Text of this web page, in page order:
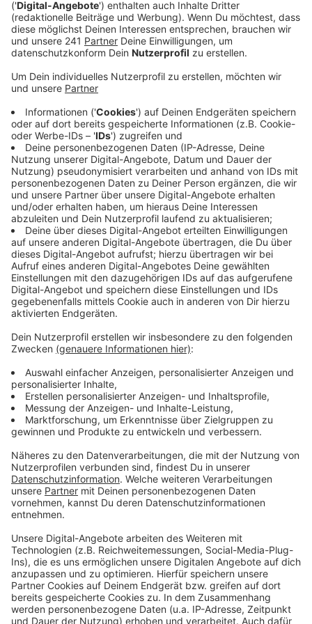
Anzeige
Rund 7000 Besucher mehr hatte Leverkusen 2024 im
letzten Jahre weiter fort. Seit 2022 kommen nämlich
immer mehr Besucher nach Leverkusen. Die
Übernachtungsdauer ist zwar leicht gesunken, aber nur
ganz dezent. Dass trotzdem mehr Personen in
Leverkusen übernachtet haben, könnte vor allem an
der Fußball-EM liegen, so der Deutsche Hotel- und
Gaststättenverband Leverkusen. Ansonsten seien die
Besucher in unserer Stadt vor allem Geschäftsleute.
Touristen übernachten eher direkt in den Großstädten.
Anzeige
Weitere Meldungen aus Leverkusen
Anzeige
Bayer arbeitet an Parkinson-Therapie
Stichwahl in Leverkusen: Das müsst ihr wissen
Leverkusen: Ausschuss will Wiedereröffnung des
Rhein-Radwegs